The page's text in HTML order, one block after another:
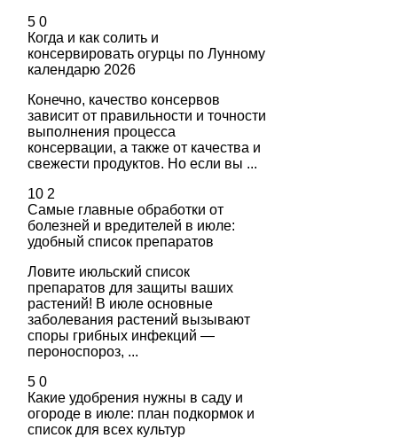
5 0
Когда и как солить и
консервировать огурцы по Лунному
календарю 2026
Конечно, качество консервов
зависит от правильности и точности
выполнения процесса
консервации, а также от качества и
свежести продуктов. Но если вы ...
10 2
Самые главные обработки от
болезней и вредителей в июле:
удобный список препаратов
Ловите июльский список
препаратов для защиты ваших
растений! В июле основные
заболевания растений вызывают
споры грибных инфекций —
пероноспороз, ...
5 0
Какие удобрения нужны в саду и
огороде в июле: план подкормок и
список для всех культур